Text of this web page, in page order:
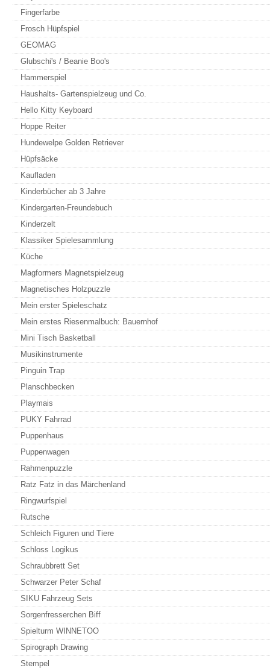
Fingerfarbe
Frosch Hüpfspiel
GEOMAG
Glubschi's / Beanie Boo's
Hammerspiel
Haushalts- Gartenspielzeug und Co.
Hello Kitty Keyboard
Hoppe Reiter
Hundewelpe Golden Retriever
Hüpfsäcke
Kaufladen
Kinderbücher ab 3 Jahre
Kindergarten-Freundebuch
Kinderzelt
Klassiker Spielesammlung
Küche
Magformers Magnetspielzeug
Magnetisches Holzpuzzle
Mein erster Spieleschatz
Mein erstes Riesenmalbuch: Bauernhof
Mini Tisch Basketball
Musikinstrumente
Pinguin Trap
Planschbecken
Playmais
PUKY Fahrrad
Puppenhaus
Puppenwagen
Rahmenpuzzle
Ratz Fatz in das Märchenland
Ringwurfspiel
Rutsche
Schleich Figuren und Tiere
Schloss Logikus
Schraubbrett Set
Schwarzer Peter Schaf
SIKU Fahrzeug Sets
Sorgenfresserchen Biff
Spielturm WINNETOO
Spirograph Drawing
Stempel